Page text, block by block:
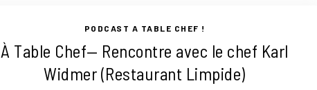
PODCAST A TABLE CHEF !
À Table Chef— Rencontre avec le chef Karl
Widmer (Restaurant Limpide)​